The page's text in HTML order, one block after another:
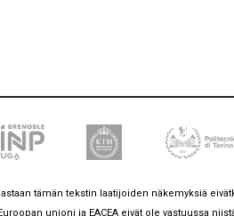
tämän tekstin laatijoiden näkemyksiä
unioni ja EACEA eivät ole vastuussa